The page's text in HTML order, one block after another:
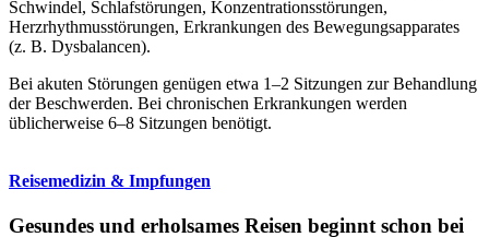
Schwindel, Schlafstörungen, Konzentrationsstörungen,
Herzrhythmusstörungen, Erkrankungen des Bewegungsapparates
(z. B. Dysbalancen).
Bei akuten Störungen genügen etwa 1–2 Sitzungen zur Behandlung
der Beschwerden. Bei chronischen Erkrankungen werden
üblicherweise 6–8 Sitzungen benötigt.
Reisemedizin & Impfungen
Gesundes und erholsames Reisen beginnt schon bei